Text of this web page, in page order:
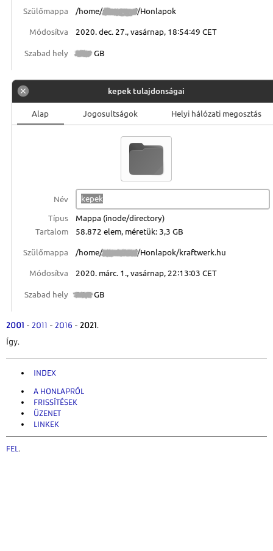
2001 - 2011 - 2016 - 2021.
Így.
INDEX
A HONLAPRÓL
FRISSÍTÉSEK
ÜZENET
LINKEK
FEL.